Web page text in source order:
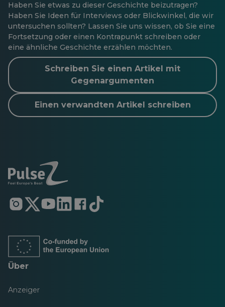
Haben Sie etwas zu dieser Geschichte beizutragen?
Haben Sie Ideen für Interviews oder Blickwinkel, die wir
untersuchen sollten? Lassen Sie uns wissen, ob Sie eine
Fortsetzung oder einen Kontrapunkt schreiben oder
eine ähnliche Geschichte erzählen möchten.
Schreiben Sie einen Artikel mit
Gegenargumenten
Einen verwandten Artikel schreiben
Öffnet
in
Registerkarte
Öffnet
in
Registerkarte
Öffnet
in
Registerkarte
Öffnet
in
Registerkarte
Öffnet
in
Registerkarte
Öffnet
in
Über
Anzeiger